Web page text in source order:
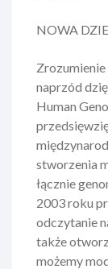
NOWA
naprzód
Human
stworzenia
łącznie
2003 roku
odczytanie
także
możemy